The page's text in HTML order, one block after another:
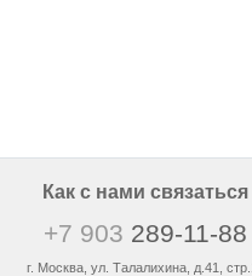
Как с нами связаться
+7 903 289-11-88
г. Москва, ул. Талалихина, д.41,